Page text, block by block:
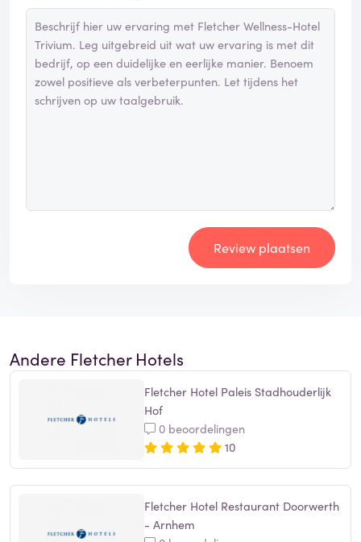
Review plaatsen
Andere Fletcher Hotels
Fletcher Hotel Paleis Stadhouderlijk
Hof
0 beoordelingen
10
Fletcher Hotel Restaurant Doorwerth
- Arnhem